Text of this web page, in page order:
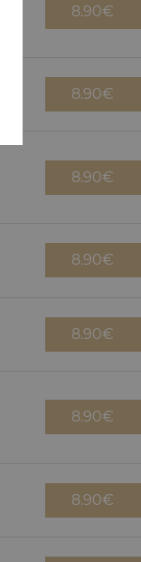
8.90€
8.90€
8.90€
8.90€
8.90€
8.90€
8.90€